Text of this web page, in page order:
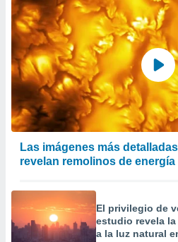
Las imágenes más
revelan remolinos de
El privilegio de
estudio revela
a la luz natural